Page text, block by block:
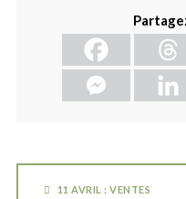
11 AVRIL : VENTES